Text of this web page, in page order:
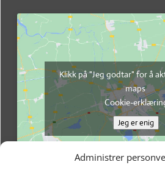
Administrer
Klikk på "Jeg godtar" for å
maps
Cookie-
Jeg er enig